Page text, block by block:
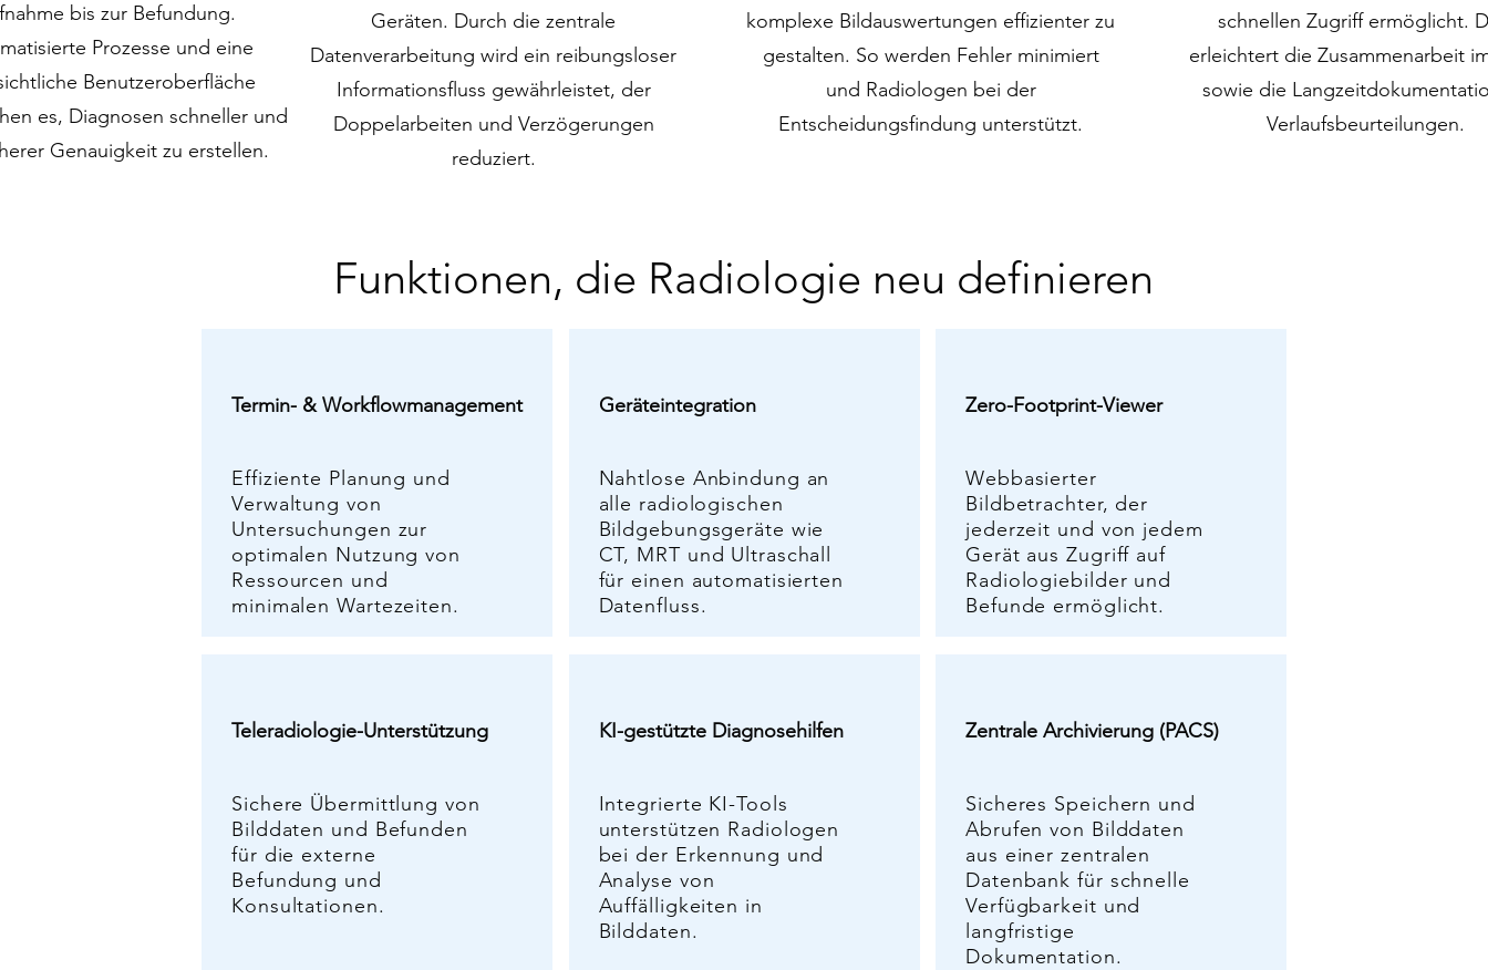
bis zur Befundung.
Prozesse und eine
Benutzeroberfläche
es, Diagnosen schneller und
Genauigkeit zu erstellen.
Geräten. Durch die zentrale
Datenverarbeitung wird ein reibungsloser
Informationsfluss gewährleistet, der
Doppelarbeiten und Verzögerungen
reduziert.
komplexe Bildauswertungen effizienter zu
gestalten. So werden Fehler minimiert
und Radiologen bei der
Entscheidungsfindung unterstützt.
schnellen Zugriff ermöglicht.
erleichtert die Zusammenarbeit
sowie die
Verlaufsbeurteilungen.
Funktionen, die Radiologie neu definieren
Termin- & Workflowmanagement
Effiziente Planung und
Verwaltung von
Untersuchungen zur
optimalen Nutzung von
Ressourcen und
minimalen Wartezeiten.
Teleradiologie-Unterstützung
Sichere Übermittlung von
Bilddaten und Befunden
für die externe
Befundung und
Konsultationen.
Geräteintegration
Nahtlose Anbindung an
alle radiologischen
Bildgebungsgeräte wie
CT, MRT und Ultraschall
für einen automatisierten
Datenfluss.
KI-gestützte Diagnosehilfen
Integrierte KI-Tools
unterstützen Radiologen
bei der Erkennung und
Analyse von
Auffälligkeiten in
Bilddaten.
Zero-Footprint-Viewer
Webbasierter
Bildbetrachter, der
jederzeit und von jedem
Gerät aus Zugriff auf
Radiologiebilder und
Befunde ermöglicht.
Zentrale Archivierung (PACS)
Sicheres Speichern und
Abrufen von Bilddaten
aus einer zentralen
Datenbank für schnelle
Verfügbarkeit und
langfristige
Dokumentation.